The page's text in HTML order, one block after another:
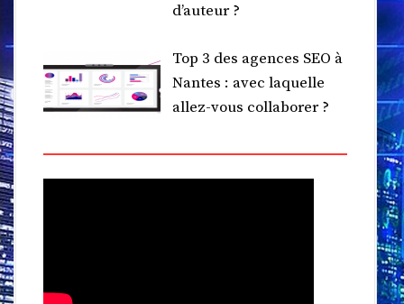
d’auteur ?
Top 3 des agences SEO à
Nantes : avec laquelle
allez-vous collaborer ?